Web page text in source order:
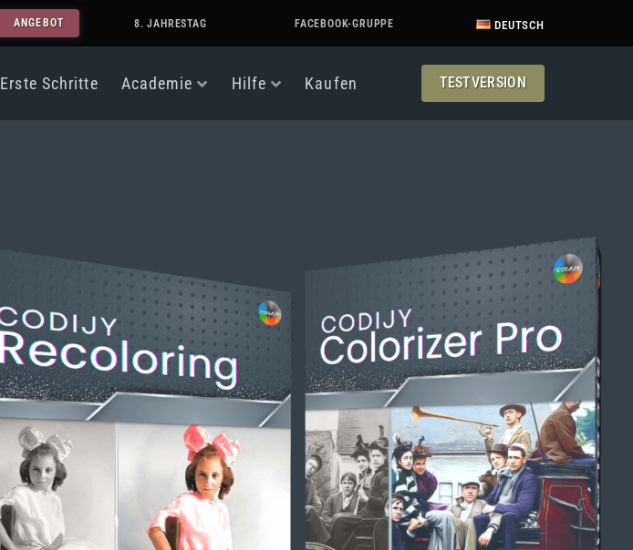
ANGEBOT 8. JAHRESTAG FACEBOOK-GRUPPE DEUTSCH
Erste Schritte Academie Hilfe Kaufen TESTVERSION